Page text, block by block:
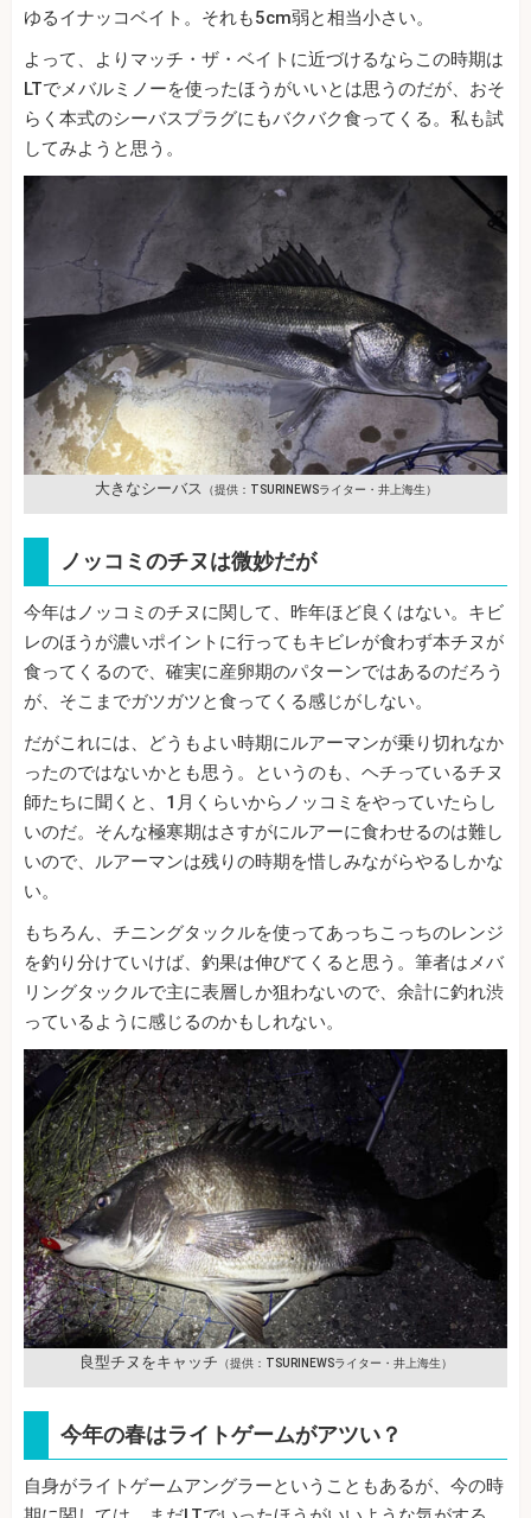
ゆるイナッコベイト。それも5cm弱と相当小さい。
よって、よりマッチ・ザ・ベイトに近づけるならこの時期は
LTでメバルミノーを使ったほうがいいとは思うのだが、おそ
らく本式のシーバスプラグにもバクバク食ってくる。私も試
してみようと思う。
大きなシーバス （提供：TSURINEWSライター・井上海生）
ノッコミのチヌは微妙だが
今年はノッコミのチヌに関して、昨年ほど良くはない。キビ
レのほうが濃いポイントに行ってもキビレが食わず本チヌが
食ってくるので、確実に産卵期のパターンではあるのだろう
が、そこまでガツガツと食ってくる感じがしない。
だがこれには、どうもよい時期にルアーマンが乗り切れなか
ったのではないかとも思う。というのも、ヘチっているチヌ
師たちに聞くと、1月くらいからノッコミをやっていたらし
いのだ。そんな極寒期はさすがにルアーに食わせるのは難し
いので、ルアーマンは残りの時期を惜しみながらやるしかな
い。
もちろん、チニングタックルを使ってあっちこっちのレンジ
を釣り分けていけば、釣果は伸びてくると思う。筆者はメバ
リングタックルで主に表層しか狙わないので、余計に釣れ渋
っているように感じるのかもしれない。
良型チヌをキャッチ （提供：TSURINEWSライター・井上海生）
今年の春はライトゲームがアツい？
自身がライトゲームアングラーということもあるが、今の時